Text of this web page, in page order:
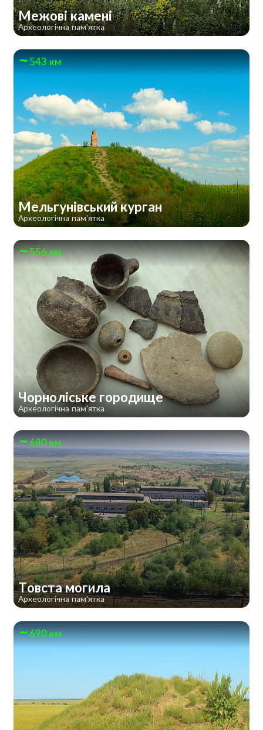
Межові камені
Археологічна пам'ятка
543 км
Мельгунівський курган
Археологічна пам'ятка
556 км
Чорноліське городище
Археологічна пам'ятка
680 км
Товста могила
Археологічна пам'ятка
690 км